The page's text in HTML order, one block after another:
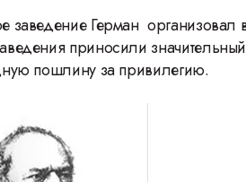
заведение Герман организовал
приносили
пошлину за привилегию.